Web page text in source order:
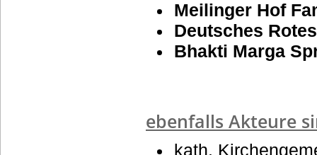
Meilinger Hof
Deutsches
Bhakti Marga
ebenfalls Akteure
kath.